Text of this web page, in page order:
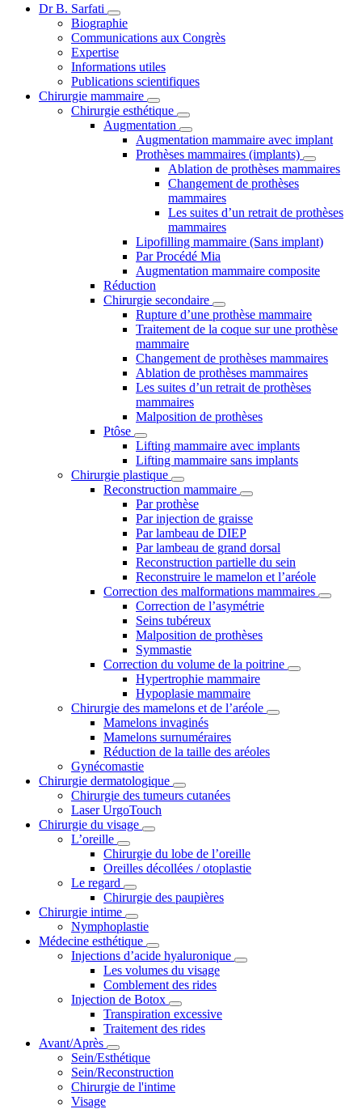
Dr B. Sarfati
Biographie
Communications aux Congrès
Expertise
Informations utiles
Publications scientifiques
Chirurgie mammaire
Chirurgie esthétique
Augmentation
Augmentation mammaire avec implant
Prothèses mammaires (implants)
Ablation de prothèses mammaires
Changement de prothèses
mammaires
Les suites d’un retrait de prothèses
mammaires
Lipofilling mammaire (Sans implant)
Par Procédé Mia
Augmentation mammaire composite
Réduction
Chirurgie secondaire
Rupture d’une prothèse mammaire
Traitement de la coque sur une prothèse
mammaire
Changement de prothèses mammaires
Ablation de prothèses mammaires
Les suites d’un retrait de prothèses
mammaires
Malposition de prothèses
Ptôse
Lifting mammaire avec implants
Lifting mammaire sans implants
Chirurgie plastique
Reconstruction mammaire
Par prothèse
Par injection de graisse
Par lambeau de DIEP
Par lambeau de grand dorsal
Reconstruction partielle du sein
Reconstruire le mamelon et l’aréole
Correction des malformations mammaires
Correction de l’asymétrie
Seins tubéreux
Malposition de prothèses
Symmastie
Correction du volume de la poitrine
Hypertrophie mammaire
Hypoplasie mammaire
Chirurgie des mamelons et de l’aréole
Mamelons invaginés
Mamelons surnuméraires
Réduction de la taille des aréoles
Gynécomastie
Chirurgie dermatologique
Chirurgie des tumeurs cutanées
Laser UrgoTouch
Chirurgie du visage
L’oreille
Chirurgie du lobe de l’oreille
Oreilles décollées / otoplastie
Le regard
Chirurgie des paupières
Chirurgie intime
Nymphoplastie
Médecine esthétique
Injections d’acide hyaluronique
Les volumes du visage
Comblement des rides
Injection de Botox
Transpiration excessive
Traitement des rides
Avant/Après
Sein/Esthétique
Sein/Reconstruction
Chirurgie de l'intime
Visage